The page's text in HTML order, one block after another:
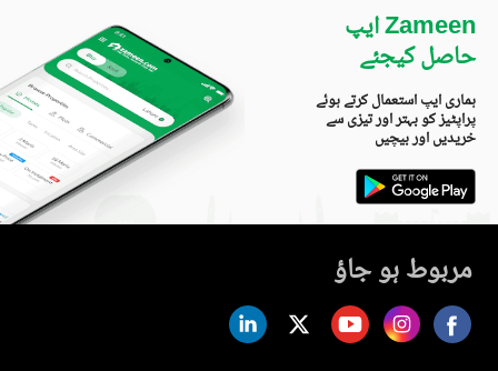
Zameen ایپ
حاصل کیجئے
ہماری ایپ استعمال کرتے ہوئے
پراپٹیز کو بہتر اور تیزی سے
خریدیں اور بیچیں
مربوط ہو جاؤ